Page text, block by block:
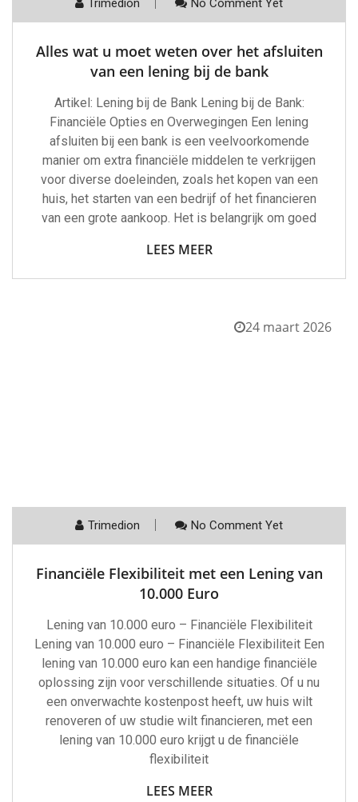
Trimedion No Comment Yet
Alles wat u moet weten over het afsluiten
van een lening bij de bank
Artikel: Lening bij de Bank Lening bij de Bank:
Financiële Opties en Overwegingen Een lening
afsluiten bij een bank is een veelvoorkomende
manier om extra financiële middelen te verkrijgen
voor diverse doeleinden, zoals het kopen van een
huis, het starten van een bedrijf of het financieren
van een grote aankoop. Het is belangrijk om goed
LEES MEER
24 maart 2026
Trimedion No Comment Yet
Financiële Flexibiliteit met een Lening van
10.000 Euro
Lening van 10.000 euro – Financiële Flexibiliteit
Lening van 10.000 euro – Financiële Flexibiliteit Een
lening van 10.000 euro kan een handige financiële
oplossing zijn voor verschillende situaties. Of u nu
een onverwachte kostenpost heeft, uw huis wilt
renoveren of uw studie wilt financieren, met een
lening van 10.000 euro krijgt u de financiële
flexibiliteit
LEES MEER